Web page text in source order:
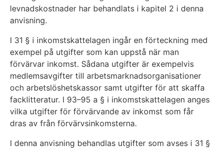
levnadskostnader har behandlats i kapitel 2 i denna
anvisning.
I 31 § i inkomstskattelagen ingår en förteckning med
exempel på utgifter som kan uppstå när man
förvärvar inkomst. Sådana utgifter är exempelvis
medlemsavgifter till arbetsmarknadsorganisationer
och arbetslöshetskassor samt utgifter för att skaffa
facklitteratur. I 93–95 a § i inkomstskattelagen anges
vilka utgifter för förvärvande av inkomst som får
dras av från förvärvsinkomsterna.
I denna anvisning behandlas utgifter som avses i 31 §